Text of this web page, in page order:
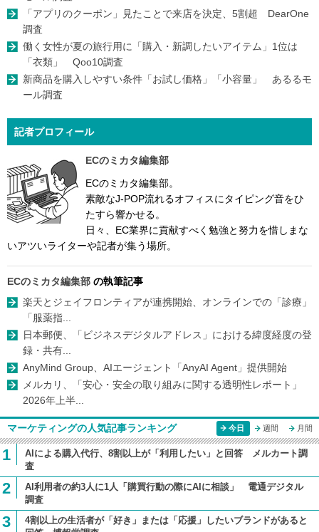
「アプリのクーポン」見たことで来店を決定、5割超 DearOne
調査
働く女性が夏の旅行用に「購入・新調したいアイテム」1位は
「衣類」 Qoo10調査
新商品を購入しやすい条件「お試し価格」「小容量」 あるるモ
ール調査
記者プロフィール
ECのミカタ編集部
ECのミカタ編集部。
素敵なJ-POP流れるオフィスにタイピング音をひ
たすら響かせる。
日々、EC業界に貢献すべく勉強と努力を惜しまな
いアツいライターや記者が集う場所。
ECのミカタ編集部 の執筆記事
楽天とジェイフロンティアが連携開始、オンラインでの「診療」
「服薬指...
日本郵便、「ビジネスデジタルアドレス」における緯度経度の登
録・共有...
AnyMind Group、AIエージェント「AnyAI Agent」提供開始
メルカリ、「安心・安全の取り組みに関する透明性レポート」
2026年上半...
マーケティングの人気記事ランキング 今日 週間 月間
1
AIによる購入代行、8割以上が「利用したい」と回答 メルカート調
査
2
AI利用者の約3人に1人「購買行動の際にAIに相談」 電通デジタル
調査
3
4割以上の生活者が「好き」または「応援」したいブランドがあると